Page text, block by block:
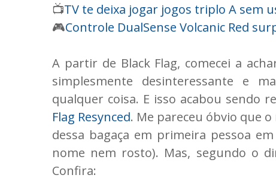
📺TV te deixa jogar jogos triplo A sem
🎮Controle DualSense Volcanic Red
A partir de Black Flag, comecei a
simplesmente desinteressante e
qualquer coisa. E isso acabou sendo
Flag Resynced. Me pareceu óbvio que
dessa bagaça em primeira pessoa
nome nem rosto). Mas, segundo o
Confira: